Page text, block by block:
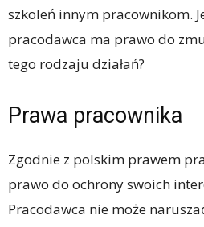
szkoleń innym pracownikom.
pracodawca ma prawo do
tego rodzaju działań?
Prawa pracownika
Zgodnie z polskim prawem
prawo do ochrony swoich
Pracodawca nie może